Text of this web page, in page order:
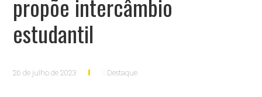
propõe intercâmbio
estudantil
26 de julho de 2023 Destaque